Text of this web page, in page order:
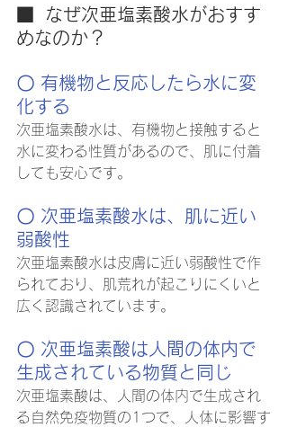
■  なぜ次亜塩素酸水がおすす
めなのか？
〇 有機物と反応したら水に変
化する
次亜塩素酸水は、有機物と接触すると
水に変わる性質があるので、肌に付着
しても安心です。
〇 次亜塩素酸水は、肌に近い
弱酸性
次亜塩素酸水は皮膚に近い弱酸性で作
られており、肌荒れが起こりにくいと
広く認識されています。
〇 次亜塩素酸は人間の体内で
生成されている物質と同じ
次亜塩素酸は、人間の体内で生成され
る自然免疫物質の1つで、人体に影響す